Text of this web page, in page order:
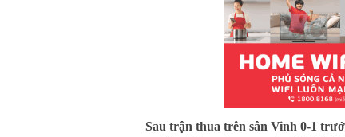
Sau trận thua trên sân Vinh 0-1